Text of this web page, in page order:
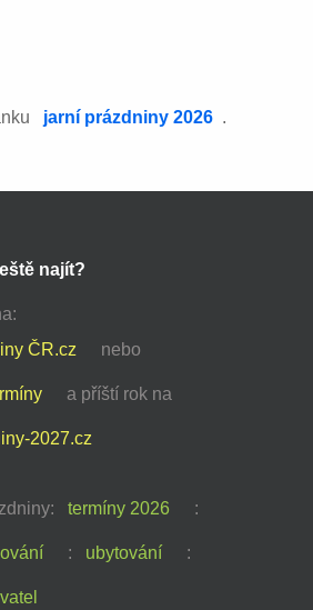
jarní prázdniny 2026 .
najít?
ČR.cz
nebo
a příští rok na
2027.cz
termíny 2026 :
: ubytování :